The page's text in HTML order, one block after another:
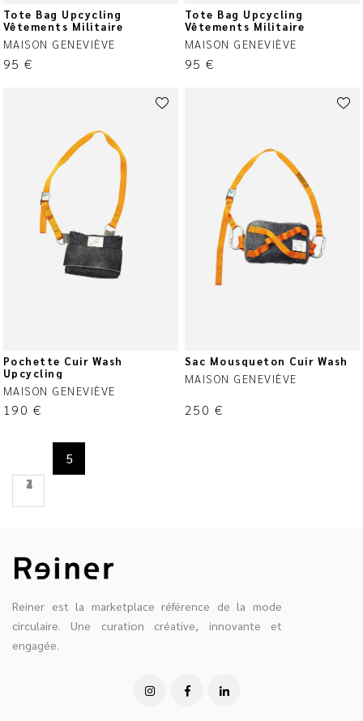
Tote Bag Upcycling
Vêtements Militaire
MAISON GENEVIÈVE
95€
Tote Bag Upcycling
Vêtements Militaire
MAISON GENEVIÈVE
95€
Pochette Cuir Wash
Upcycling
MAISON GENEVIÈVE
190 €
Sac Mousqueton Cuir Wash
MAISON GENEVIÈVE
250 €
1
2
3
4
5
Reiner est la marketplace référence de la mode
circulaire. Une curation créative, innovante et
engagée.